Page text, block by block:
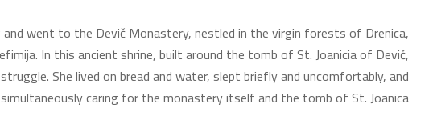
went to the Devič Monastery, nestled in the virgin forests of Drenica,
In this ancient shrine, built around the tomb of St. Joanicia of Devič,
She lived on bread and water, slept briefly and uncomfortably, and
caring for the monastery itself and the tomb of St. Joanica.